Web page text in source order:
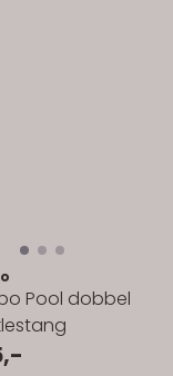
Pool dobbel